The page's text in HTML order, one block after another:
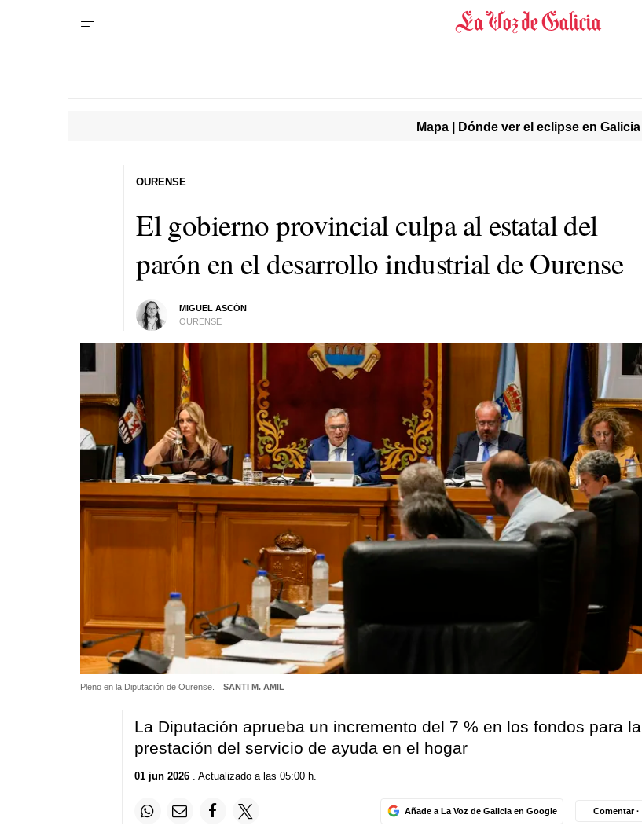
Mapa | Dónde ver el eclipse en Galicia
El gobierno provincial culpa al estatal del
parón en el desarrollo industrial de Ourense
MIGUEL ASCÓN
OURENSE
OURENSE
Pleno en la Diputación de Ourense. SANTI M. AMIL
La Diputación aprueba un incremento del 7 % en los fondos para la
prestación del servicio de ayuda en el hogar
01 jun 2026. Actualizado a las 05:00 h.
Añade a La Voz de Galicia en Google Comentar ·